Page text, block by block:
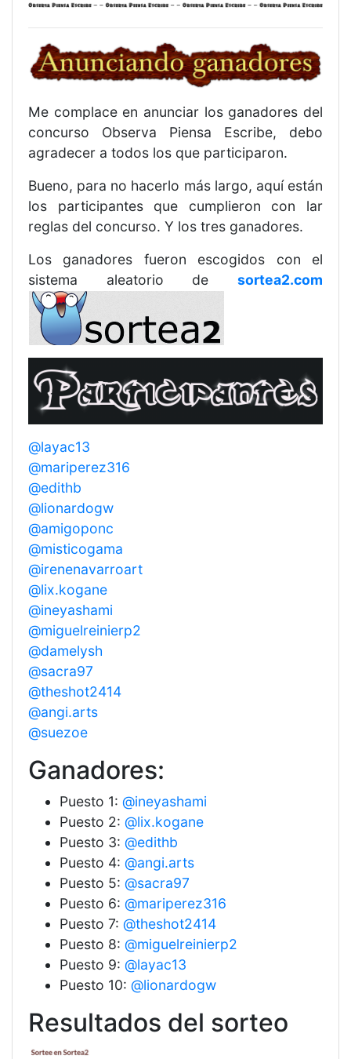
Me complace en anunciar los ganadores del
concurso Observa Piensa Escribe, debo
agradecer a todos los que participaron.
Bueno, para no hacerlo más largo, aquí están
los participantes que cumplieron con lar
reglas del concurso. Y los tres ganadores.
Los ganadores fueron escogidos con el
sistema aleatorio de sortea2.com
@layac13
@mariperez316
@edithb
@lionardogw
@amigoponc
@misticogama
@irenenavarroart
@lix.kogane
@ineyashami
@miguelreinierp2
@damelysh
@sacra97
@theshot2414
@angi.arts
@suezoe
Ganadores:
Puesto 1: @ineyashami
Puesto 2: @lix.kogane
Puesto 3: @edithb
Puesto 4: @angi.arts
Puesto 5: @sacra97
Puesto 6: @mariperez316
Puesto 7: @theshot2414
Puesto 8: @miguelreinierp2
Puesto 9: @layac13
Puesto 10: @lionardogw
Resultados del sorteo